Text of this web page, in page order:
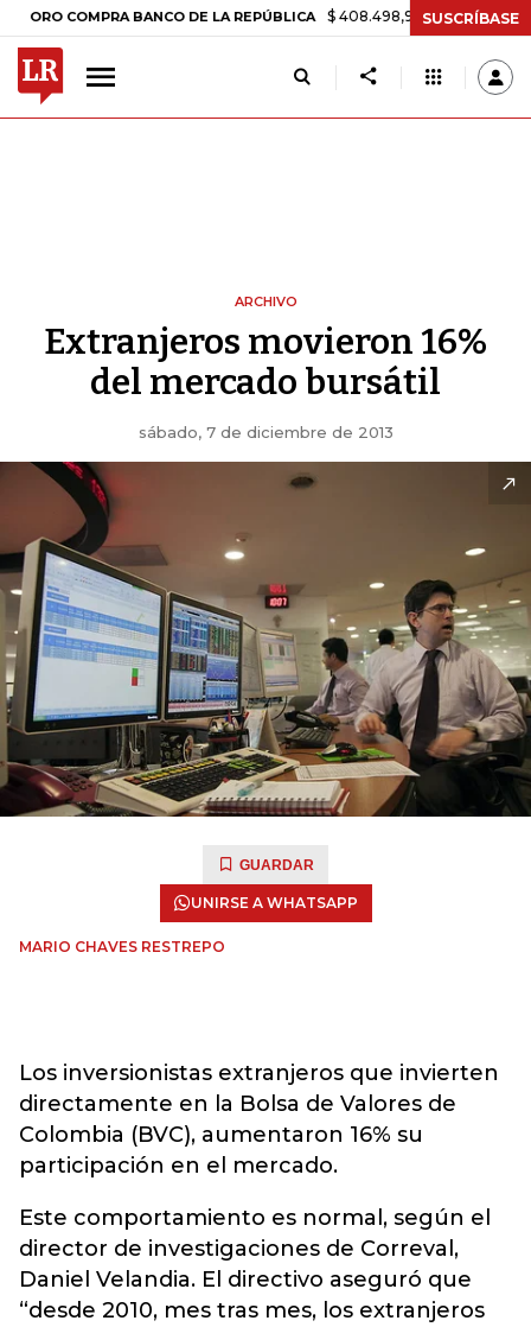
COMPRA BANCO DE LA REPÚBLICA $ 408.498,97 +$ 8.753,81
SUSCRÍBASE
ARCHIVO
Extranjeros movieron 16%
del mercado bursátil
sábado, 7 de diciembre de 2013
GUARDAR
UNIRSE A WHATSAPP
MARIO CHAVES RESTREPO
Los inversionistas extranjeros que invierten
directamente en la Bolsa de Valores de
Colombia (BVC), aumentaron 16% su
participación en el mercado.
Este comportamiento es normal, según el
director de investigaciones de Correval,
Daniel Velandia. El directivo aseguró que
“desde 2010, mes tras mes, los extranjeros